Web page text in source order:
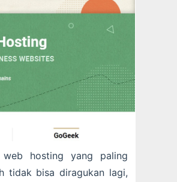
web hosting yang paling
tidak bisa diragukan lagi,